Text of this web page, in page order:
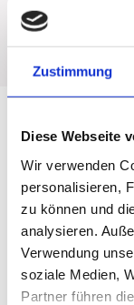
Zustimmung
Diese Webseite
Wir verwenden
personalisieren,
zu können und
analysieren.
Verwendung
soziale Medien,
Partner führen
Preise